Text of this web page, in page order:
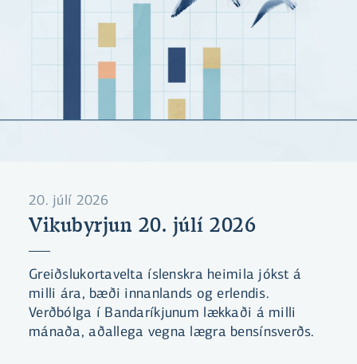
20. júlí 2026
Vikubyrjun 20. júlí 2026
Greiðslukortavelta íslenskra heimila jókst á
milli ára, bæði innanlands og erlendis.
Verðbólga í Bandaríkjunum lækkaði á milli
mánaða, aðallega vegna lægra bensínsverðs.